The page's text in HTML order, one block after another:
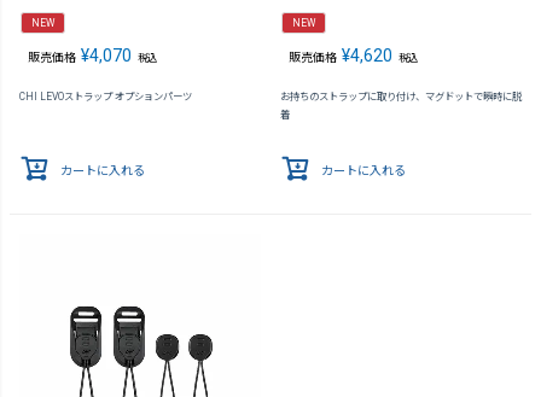
NEW
販売価格 ¥4,070 税込
CHI LEVOストラップ オプションパーツ
カートに入れる
NEW
販売価格 ¥4,620 税込
お持ちのストラップに取り付け、マグドットで瞬時に脱
着
カートに入れる